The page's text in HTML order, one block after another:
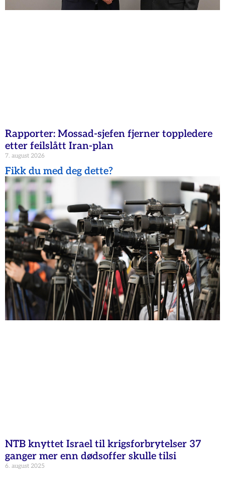
Rapporter: Mossad-sjefen fjerner toppledere
etter feilslått Iran-plan
7. august 2026
Fikk du med deg dette?
NTB knyttet Israel til krigsforbrytelser 37
ganger mer enn dødsoffer skulle tilsi
6. august 2025